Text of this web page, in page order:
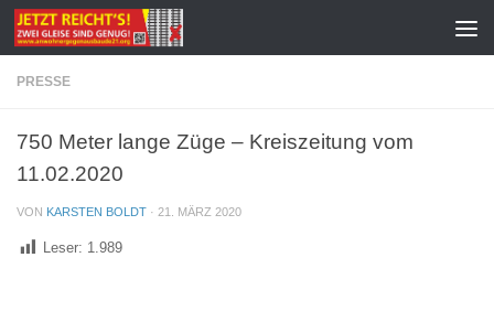
Zum Inhalt springen
PRESSE
750 Meter lange Züge – Kreiszeitung vom
11.02.2020
VON KARSTEN BOLDT · 21. MÄRZ 2020
Leser: 1.989